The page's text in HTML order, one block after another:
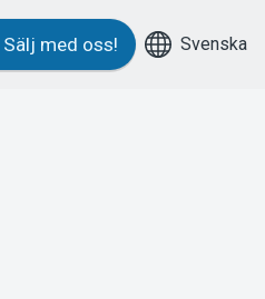
Sälj med oss! Svenska